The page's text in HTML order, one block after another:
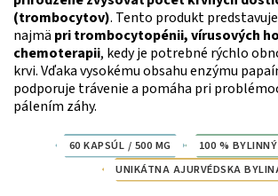
(trombocytov). Tento produkt
najmä pri trombocytopénii, vírusových
chemoterapii, kedy je potrebné rýchlo
krvi. Vďaka vysokému obsahu enzýmu
podporuje trávenie a pomáha pri
pálením záhy.
60 KAPSÚL / 500 MG
100 %
UNIKÁTNA AJURVÉDSKA